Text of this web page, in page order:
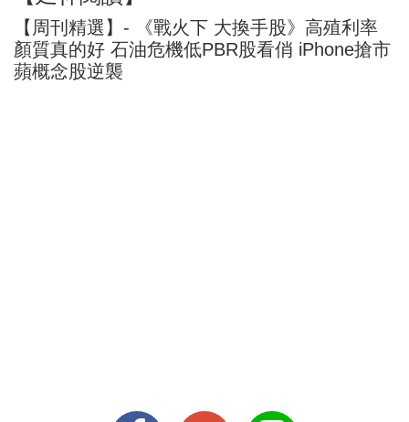
【周刊精選】- 《戰火下 大換手股》高殖利率
顏質真的好 石油危機低PBR股看俏 iPhone搶市
蘋概念股逆襲